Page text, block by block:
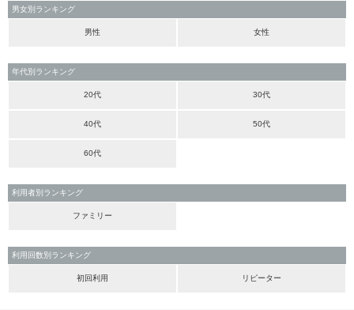
男女別ランキング
男性 女性
年代別ランキング
20代 30代
40代 50代
60代
利用者別ランキング
ファミリー
利用回数別ランキング
初回利用 リピーター